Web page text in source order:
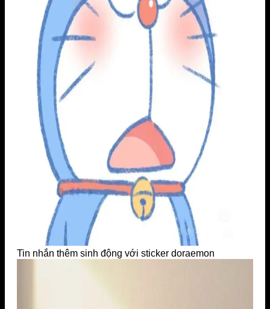
Tin nhắn thêm sinh động với sticker doraemon